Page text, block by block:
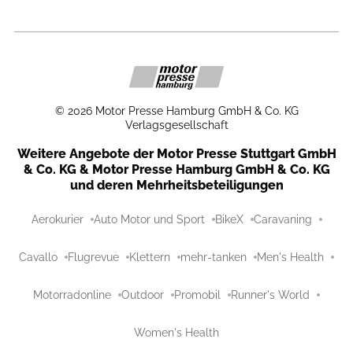
© 2026 Motor Presse Hamburg GmbH & Co. KG
Verlagsgesellschaft
Weitere Angebote der Motor Presse Stuttgart GmbH
& Co. KG & Motor Presse Hamburg GmbH & Co. KG
und deren Mehrheitsbeteiligungen
Aerokurier Auto Motor und Sport BikeX Caravaning
Cavallo Flugrevue Klettern mehr-tanken Men's Health
Motorradonline Outdoor Promobil Runner's World
Women's Health